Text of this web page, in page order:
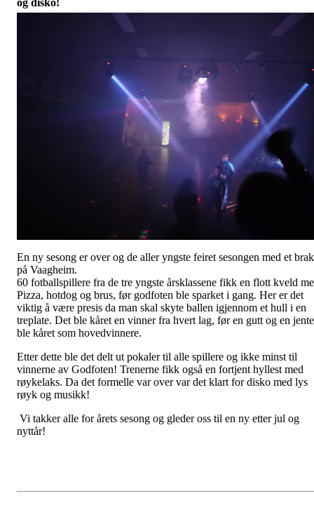
og disko!
En ny sesong er over og de aller yngste feiret sesongen med et brak
på Vaagheim.
60 fotballspillere fra de tre yngste årsklassene fikk en flott kveld
Pizza, hotdog og brus, før godfoten ble sparket i gang. Her er det
viktig å være presis da man skal skyte ballen igjennom et hull i en
treplate. Det ble kåret en vinner fra hvert lag, før en gutt og en jente
ble kåret som hovedvinnere.
Etter dette ble det delt ut pokaler til alle spillere og ikke minst til
vinnerne av Godfoten! Trenerne fikk også en fortjent hyllest med
røykelaks. Da det formelle var over var det klart for disko med lys
røyk og musikk!
Vi takker alle for årets sesong og gleder oss til en ny etter jul og
nyttår!